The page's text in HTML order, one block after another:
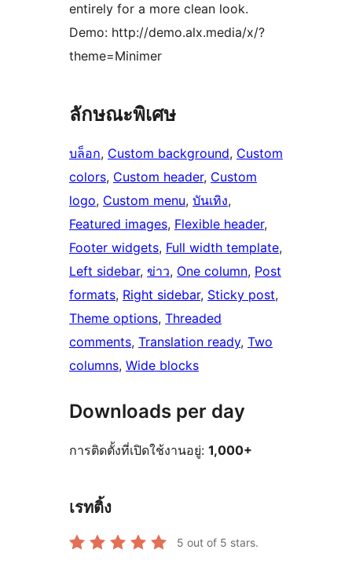
entirely for a more clean look.
Demo: http://demo.alx.media/x/?
theme=Minimer
ลักษณะพิเศษ
บล็อก, Custom background, Custom
colors, Custom header, Custom
logo, Custom menu, บันเทิง
Featured images, Flexible header
Footer widgets, Full width template
Left sidebar, ข่าว, One column, Post
formats, Right sidebar, Sticky post
Theme options, Threaded
comments, Translation ready, Two
columns, Wide blocks
Downloads per day
การติดตั้งที่เปิดใช้งานอยู่: 1,000+
เรทติ้ง
5 out of 5 stars.